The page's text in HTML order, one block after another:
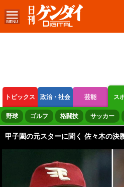
トピックス 政治・社会 芸能 ス
ボートレース 競輪 オートレース
野球 ゴルフ 格闘技 サッカー
甲子園の元スターに聞く 佐々木の決